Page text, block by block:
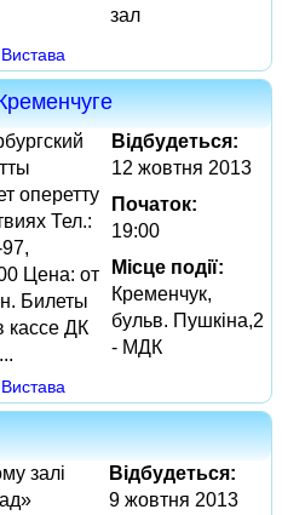
зал
Вистава
оперетту
Тел.:
Цена: от
Билеты
кассе ДК
Відбудеться:
12 жовтня 2013
Початок:
19:00
Місце події:
Кременчук,
бульв. Пушкіна,2
- МДК
Вистава
залі
Відбудеться:
9 жовтня 2013